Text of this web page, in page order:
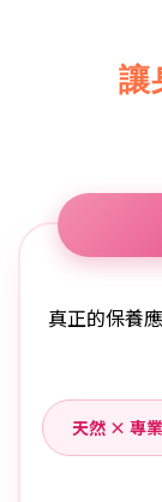
讓
真正的保養
天然 × 專業